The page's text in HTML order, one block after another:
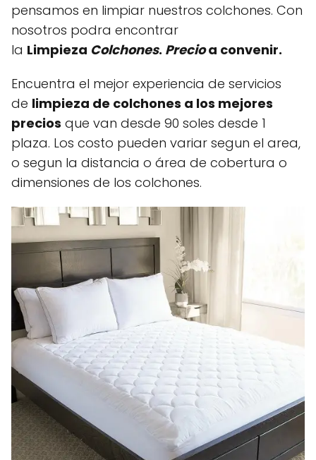
pensamos en limpiar nuestros colchones. Con
nosotros podra encontrar
la Limpieza Colchones. Precioa convenir.
Encuentra el mejor experiencia de servicios
de limpieza de colchones a los mejores
precios que van desde 90 soles desde 1
plaza. Los costo pueden variar segun el area,
o segun la distancia o área de cobertura o
dimensiones de los colchones.